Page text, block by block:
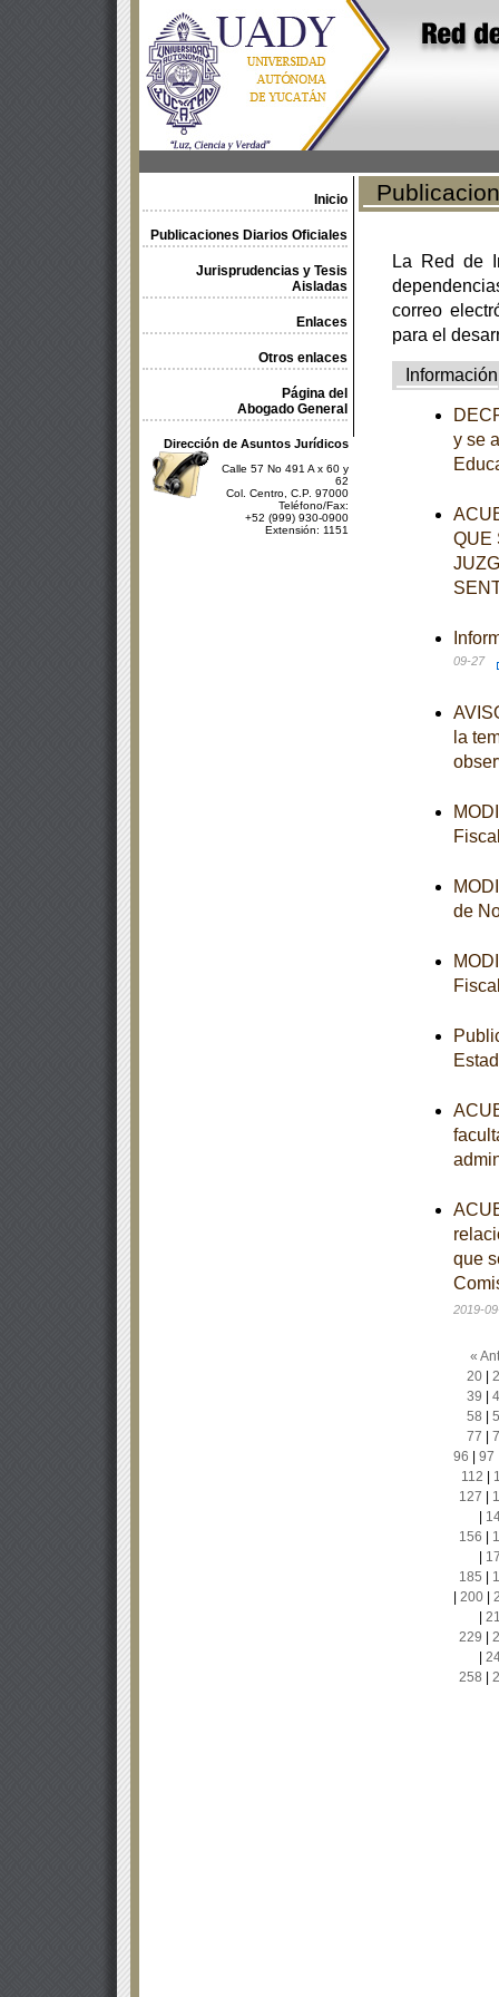
Inicio
Publicaciones Diarios Oficiales
Jurisprudencias y Tesis
Aisladas
Enlaces
Otros enlaces
Página del
Abogado General
Dirección de Asuntos Jurídicos
Calle 57 No 491 A x 60 y
62
Col. Centro, C.P. 97000
Teléfono/Fax:
+52 (999) 930-0900
Extensión: 1151
La Red de
correo
para el
Información
y se
QUE
09-27
la
de
que
2019-
«
20|
39
58
77
96
97
112
127
156
185
200|
229
258